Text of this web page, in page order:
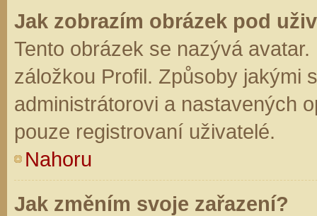
Jak zobrazím obrázek pod
Tento obrázek se nazývá
záložkou Profil. Způsoby jakými
administrátorovi a nastavených
pouze registrovaní uživatelé.
Nahoru
Jak změním svoje zařazení?